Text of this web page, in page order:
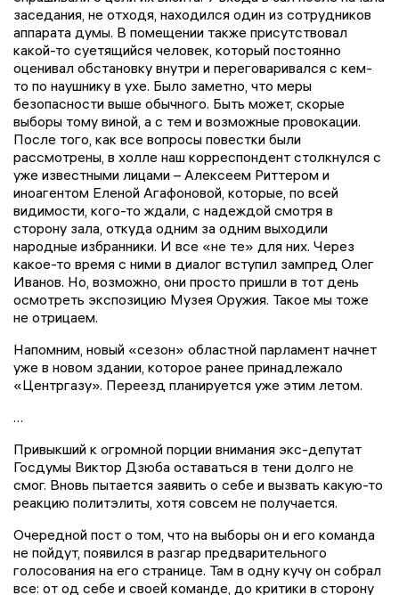
заседания, не отходя, находился один из сотрудников
аппарата думы. В помещении также присутствовал
какой-то суетящийся человек, который постоянно
оценивал обстановку внутри и переговаривался с кем-
то по наушнику в ухе. Было заметно, что меры
безопасности выше обычного. Быть может, скорые
выборы тому виной, а с тем и возможные провокации.
После того, как все вопросы повестки были
рассмотрены, в холле наш корреспондент столкнулся с
уже известными лицами – Алексеем Риттером и
иноагентом Еленой Агафоновой, которые, по всей
видимости, кого-то ждали, с надеждой смотря в
сторону зала, откуда одним за одним выходили
народные избранники. И все «не те» для них. Через
какое-то время с ними в диалог вступил зампред Олег
Иванов. Но, возможно, они просто пришли в тот день
осмотреть экспозицию Музея Оружия. Такое мы тоже
не отрицаем.
Напомним, новый «сезон» областной парламент начнет
уже в новом здании, которое ранее принадлежало
«Центргазу». Переезд планируется уже этим летом.
…
Привыкший к огромной порции внимания экс-депутат
Госдумы Виктор Дзюба оставаться в тени долго не
смог. Вновь пытается заявить о себе и вызвать какую-то
реакцию политэлиты, хотя совсем не получается.
Очередной пост о том, что на выборы он и его команда
не пойдут, появился в разгар предварительного
голосования на его странице. Там в одну кучу он собрал
все: от од себе и своей команде, до критики в сторону